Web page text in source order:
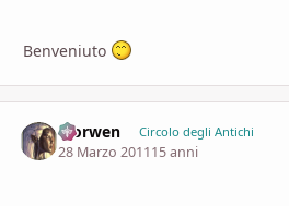
Benveniuto
Morwen Circolo degli Antichi
28 Marzo 201115 anni